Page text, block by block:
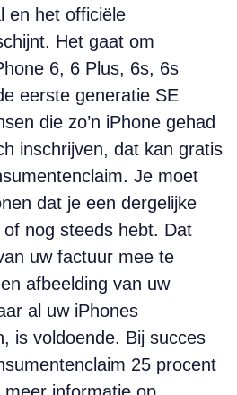
en het officiële
Het gaat om
6, 6 Plus, 6s, 6s
eerste generatie SE
die zo’n iPhone gehad
inschrijven, dat kan gratis
Je moet
dat je een dergelijke
nog steeds hebt. Dat
uw factuur mee te
afbeelding van uw
al uw iPhones
is voldoende. Bij succes
25 procent